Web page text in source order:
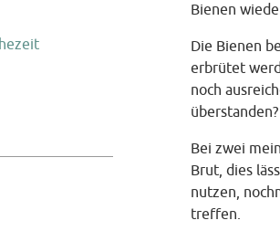
Bienen
Die Bienen
erbrütet
noch
überstanden?
Bei zwei
Brut, dies
nutzen,
treffen.